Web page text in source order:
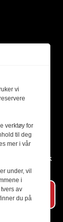
slik
vi
verktøy for
til deg
mer i vår
under, vil
i
av
du på